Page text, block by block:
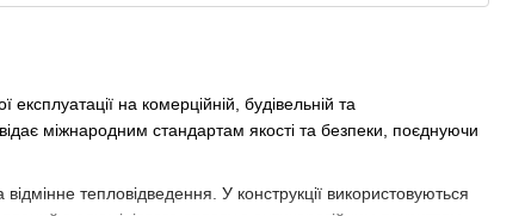
на комерційній, будівельній та
міжнародним стандартам якості та безпеки, поєднуючи
тепловідведення. У конструкції використовуються